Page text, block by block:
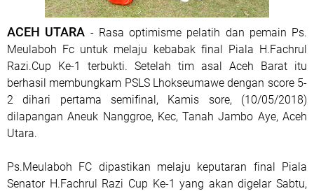
ACEH UTARA - Rasa optimisme pelatih dan pemain Ps.
Meulaboh Fc untuk melaju kebabak final Piala H.Fachrul
Razi.Cup Ke-1 terbukti. Setelah tim asal Aceh Barat itu
berhasil membungkam PSLS Lhokseumawe dengan score 5-
2 dihari pertama semifinal, Kamis sore, (10/05/2018)
dilapangan Aneuk Nanggroe, Kec, Tanah Jambo Aye, Aceh
Utara.
Ps.Meulaboh FC dipastikan melaju keputaran final Piala
Senator H.Fachrul Razi Cup Ke-1 yang akan digelar Sabtu,